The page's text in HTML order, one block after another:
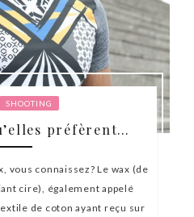
SHOOTING
préfèrent…
vous connaissez? Le wax (de
cire), également appelé
de coton ayant reçu sur